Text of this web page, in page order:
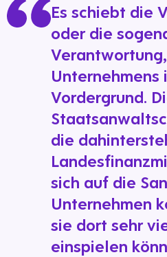
Es schiebt die
oder die
Unternehmens
Vordergrund.
die
sich auf die
Unternehmen
sie dort sehr
einspielen